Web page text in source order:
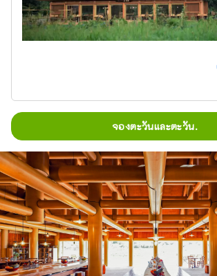
จองตะวันและตะวัน.